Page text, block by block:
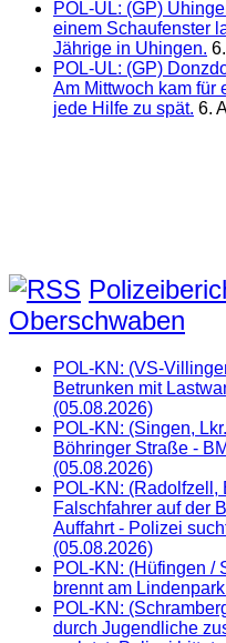
POL-UL: (GP)
einem Schaufenster
Jährige in Uhingen.
POL-UL: (GP)
Am Mittwoch kam für
jede Hilfe zu spät. 6.
Oberschwaben
POL-KN: (VS-
Betrunken mit
(05.08.2026)
POL-KN: (Singen,
Böhringer Straße -
(05.08.2026)
POL-KN: (Radolfzell,
Falschfahrer auf der
Auffahrt - Polizei
(05.08.2026)
POL-KN: (Hüfingen /
brennt am
POL-KN:
durch Jugendliche